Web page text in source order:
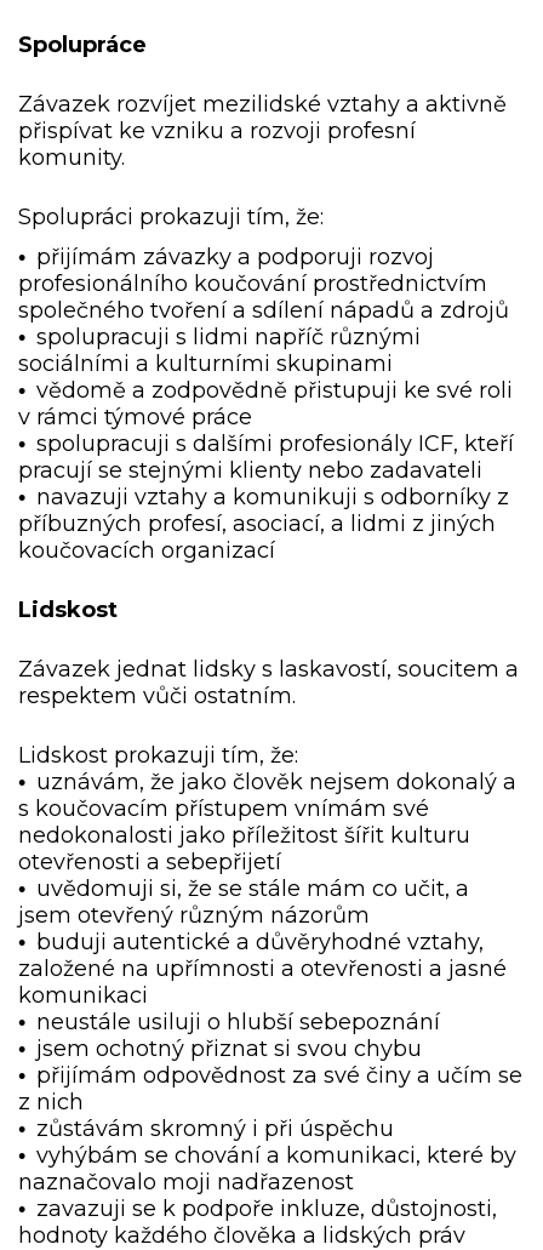
Spolupráce
Závazek rozvíjet mezilidské vztahy a aktivně
přispívat ke vzniku a rozvoji profesní
komunity.
Spolupráci prokazuji tím, že:
• přijímám závazky a podporuji rozvoj
profesionálního koučování prostřednictvím
společného tvoření a sdílení nápadů a zdrojů
• spolupracuji s lidmi napříč různými
sociálními a kulturními skupinami
• vědomě a zodpovědně přistupuji ke své roli
v rámci týmové práce
• spolupracuji s dalšími profesionály ICF, kteří
pracují se stejnými klienty nebo zadavateli
• navazuji vztahy a komunikuji s odborníky z
příbuzných profesí, asociací, a lidmi z jiných
koučovacích organizací
Lidskost
Závazek jednat lidsky s laskavostí, soucitem a
respektem vůči ostatním.
Lidskost prokazuji tím, že:
• uznávám, že jako člověk nejsem dokonalý a
s koučovacím přístupem vnímám své
nedokonalosti jako příležitost šířit kulturu
otevřenosti a sebepřijetí
• uvědomuji si, že se stále mám co učit, a
jsem otevřený různým názorům
• buduji autentické a důvěryhodné vztahy,
založené na upřímnosti a otevřenosti a jasné
komunikaci
• neustále usiluji o hlubší sebepoznání
• jsem ochotný přiznat si svou chybu
• přijímám odpovědnost za své činy a učím se
z nich
• zůstávám skromný i při úspěchu
• vyhýbám se chování a komunikaci, které by
naznačovalo moji nadřazenost
• zavazuji se k podpoře inkluze, důstojnosti,
hodnoty každého člověka a lidských práv